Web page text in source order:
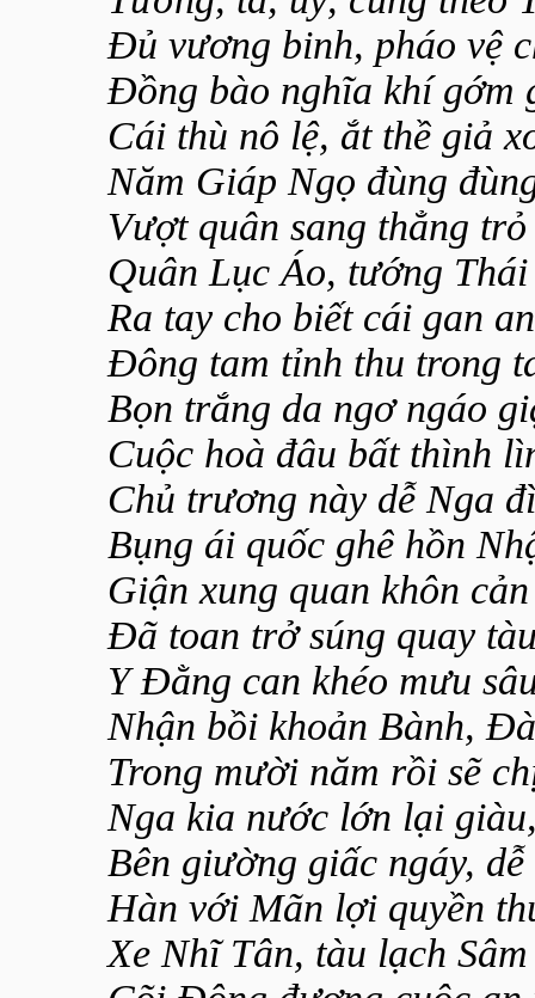
Đủ vương binh, pháo vệ
Đồng bào nghĩa khí gớm
Cái thù nô lệ, ắt thề giả
Năm Giáp Ngọ đùng
Vượt quân sang thẳng
Quân Lục Áo, tướng Thái
Ra tay cho biết cái gan
Đông tam tỉnh thu trong
Bọn trắng da ngơ ngáo
Cuộc hoà đâu bất thình
Chủ trương này dễ Nga
Bụng ái quốc ghê hồn
Giận xung quan khôn
Đã toan trở súng quay
Y Đằng can khéo mưu
Nhận bồi khoản Bành,
Trong mười năm rồi sẽ
Nga kia nước lớn lại
Bên giường giấc ngáy,
Hàn với Mãn lợi quyền
Xe Nhĩ Tân, tàu lạch